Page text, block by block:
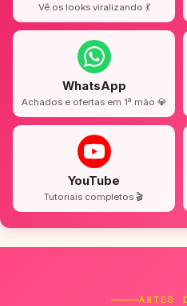
Vê os looks viralizando 💃
WhatsApp
Achados e ofertas em 1ª mão 💎
YouTube
Tutoriais completos 🎬
ANTES